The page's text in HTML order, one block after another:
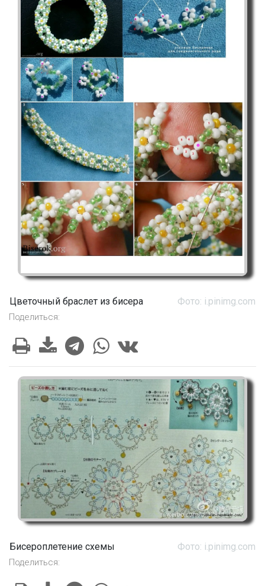
Цветочный браслет из бисера Фото: i.pinimg.com
Поделиться:
Бисероплетение схемы Фото: i.pinimg.com
Поделиться: